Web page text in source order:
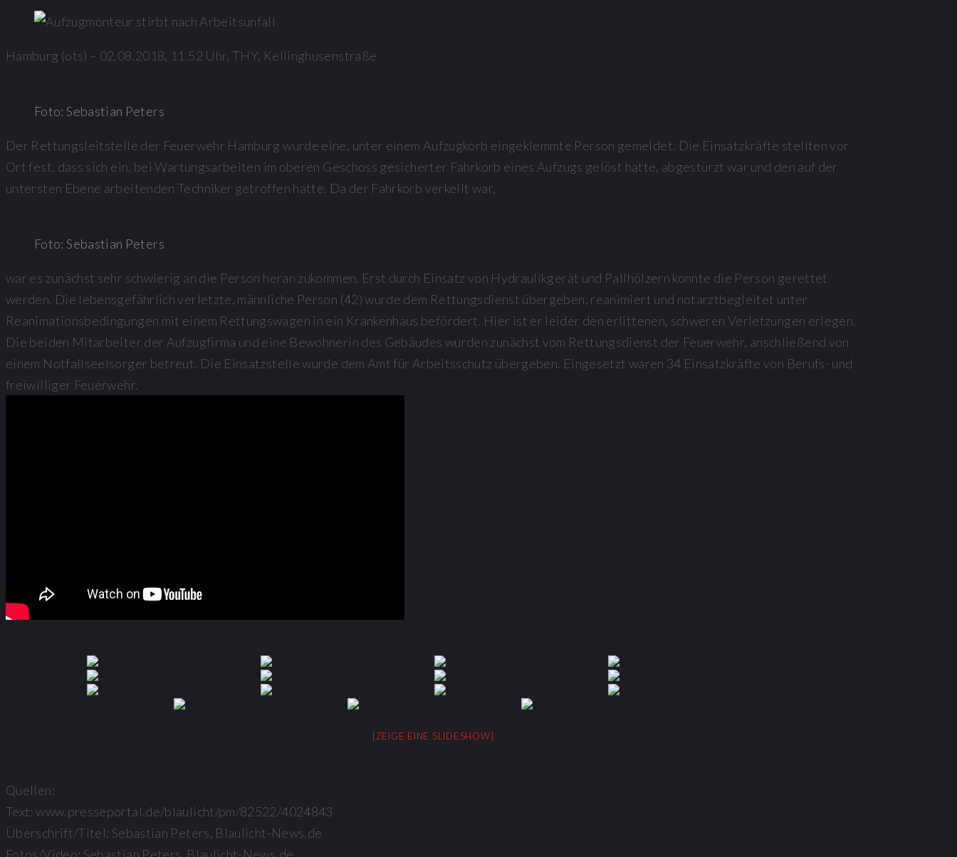
Hamburg (ots) – 02.08.2018, 11.52 Uhr, THY, Kellinghusenstraße
Foto: Sebastian Peters
Der Rettungsleitstelle der Feuerwehr Hamburg wurde eine, unter einem Aufzugkorb eingeklemmte Person gemeldet. Die Einsatzkräfte stellten vor
Ort fest, dass sich ein, bei Wartungsarbeiten im oberen Geschoss gesicherter Fahrkorb eines Aufzugs gelöst hatte, abgestürzt war und den auf der
untersten Ebene arbeitenden Techniker getroffen hatte. Da der Fahrkorb verkeilt war,
Foto: Sebastian Peters
war es zunächst sehr schwierig an die Person heran zukommen. Erst durch Einsatz von Hydraulikgerät und Pallhölzern konnte die Person gerettet
werden. Die lebensgefährlich verletzte, männliche Person (42) wurde dem Rettungsdienst übergeben, reanimiert und notarztbegleitet unter
Reanimationsbedingungen mit einem Rettungswagen in ein Krankenhaus befördert. Hier ist er leider den erlittenen, schweren Verletzungen erlegen.
Die beiden Mitarbeiter der Aufzugfirma und eine Bewohnerin des Gebäudes wurden zunächst vom Rettungsdienst der Feuerwehr, anschließend von
einem Notfallseelsorger betreut. Die Einsatzstelle wurde dem Amt für Arbeitsschutz übergeben. Eingesetzt waren 34 Einsatzkräfte von Berufs- und
freiwilliger Feuerwehr.
[ZEIGE EINE SLIDESHOW]
Quellen:
Text: www.presseportal.de/blaulicht/pm/82522/4024843
Überschrift/Titel: Sebastian Peters, Blaulicht-News.de